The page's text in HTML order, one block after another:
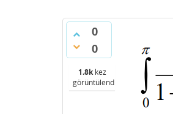
0
0
1.8kkez
görüntülendi